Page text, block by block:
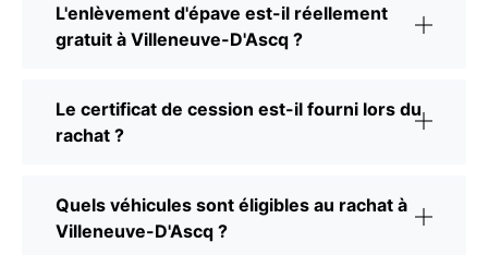
L'enlèvement d'épave est-il réellement
gratuit à Villeneuve-D'Ascq ?
Le certificat de cession est-il fourni lors du
rachat ?
Quels véhicules sont éligibles au rachat à
Villeneuve-D'Ascq ?